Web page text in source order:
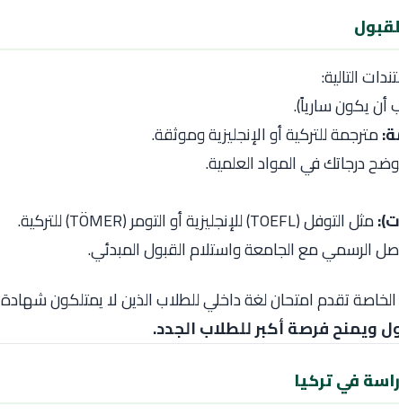
التالية:
أن يكون سارياً).
مترجمة للتركية أو الإنجليزية وموثقة.
درجاتك في المواد العلمية.
مثل التوفل (TOEFL) للإنجليزية أو التومر (TÖMER) للتركية.
الرسمي مع الجامعة واستلام القبول المبدئي.
تقدم امتحان لغة داخلي للطلاب الذين لا يمتلكون شهادة
ويمنح فرصة أكبر للطلاب الجدد.
في تركيا